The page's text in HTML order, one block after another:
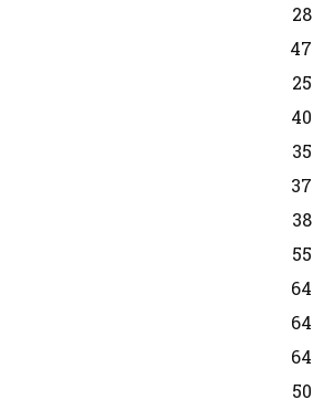
28
47
25
40
35
37
38
55
64
64
64
50